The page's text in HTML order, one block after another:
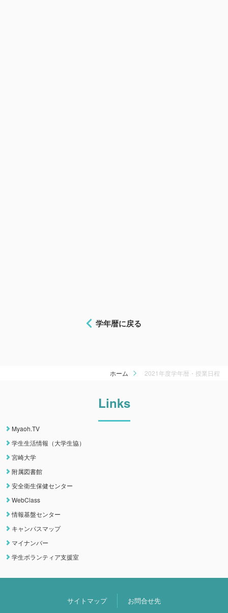
学年暦に戻る
ホーム 2021年度学年暦・授業日程
Links
Myaoh.TV
学生生活情報（大学生協）
宮崎大学
附属図書館
安全衛生保健センター
WebClass
情報基盤センター
キャンパスマップ
マイナンバー
学生ボランティア支援室
サイトマップ お問合せ先